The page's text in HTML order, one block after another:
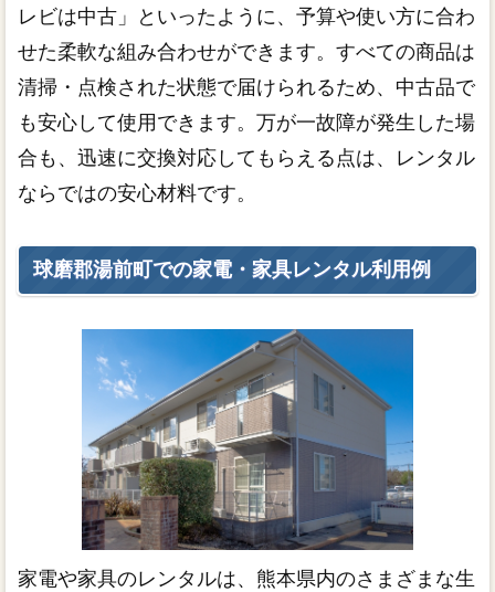
レビは中古」といったように、予算や使い方に合わ
せた柔軟な組み合わせができます。すべての商品は
清掃・点検された状態で届けられるため、中古品で
も安心して使用できます。万が一故障が発生した場
合も、迅速に交換対応してもらえる点は、レンタル
ならではの安心材料です。
球磨郡湯前町での家電・家具レンタル利用例
家電や家具のレンタルは、熊本県内のさまざまな生